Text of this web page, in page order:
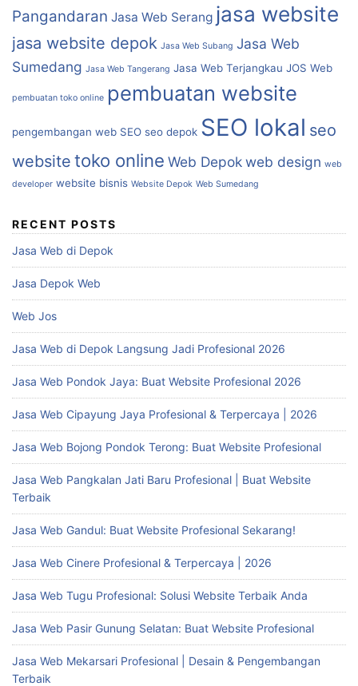
Pangandaran Jasa Web Serang jasa website
jasa website depok Jasa Web Subang Jasa Web
Sumedang Jasa Web Tangerang Jasa Web Terjangkau JOS Web
pembuatan toko online pembuatan website
pengembangan web SEO seo depok SEO lokal seo
website toko online Web Depokweb design web
developer website bisnis Website Depok Web Sumedang
RECENT POSTS
Jasa Web di Depok
Jasa Depok Web
Web Jos
Jasa Web di Depok Langsung Jadi Profesional 2026
Jasa Web Pondok Jaya: Buat Website Profesional 2026
Jasa Web Cipayung Jaya Profesional & Terpercaya | 2026
Jasa Web Bojong Pondok Terong: Buat Website Profesional
Jasa Web Pangkalan Jati Baru Profesional | Buat Website
Terbaik
Jasa Web Gandul: Buat Website Profesional Sekarang!
Jasa Web Cinere Profesional & Terpercaya | 2026
Jasa Web Tugu Profesional: Solusi Website Terbaik Anda
Jasa Web Pasir Gunung Selatan: Buat Website Profesional
Jasa Web Mekarsari Profesional | Desain & Pengembangan
Terbaik